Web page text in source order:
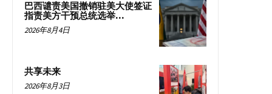
巴西谴责美国撤销驻美大使签证
指责美方干预总统选举...
2026年8月4日
共享未来
2026年8月3日